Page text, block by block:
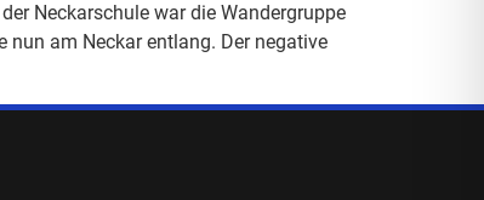
Neckarschule war die Wandergruppe
nun am Neckar entlang. Der negative